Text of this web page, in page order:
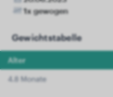
1x gewogen
Gewichtstabelle
Alter
4.8 Monate